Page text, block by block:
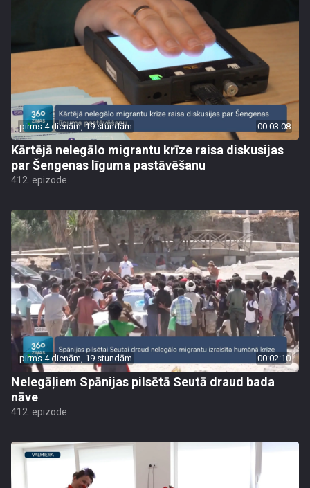
pirms 4 dienām, 19 stundām 00:03:08
Kārtējā nelegālo migrantu krīze raisa diskusijas
par Šengenas līguma pastāvēšanu
412. epizode
pirms 4 dienām, 19 stundām 00:02:10
Nelegāļiem Spānijas pilsētā Seutā draud bada
nāve
412. epizode